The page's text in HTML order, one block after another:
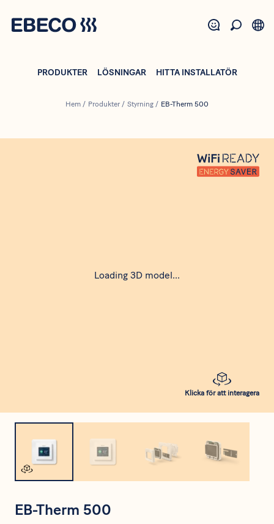
huvudinnehåll
PRODUKTER LÖSNINGAR HITTA INSTALLATÖR
Hem / Produkter / Styrning / EB-Therm 500
Loading 3D model...
Klicka för att interagera
EB-Therm 500